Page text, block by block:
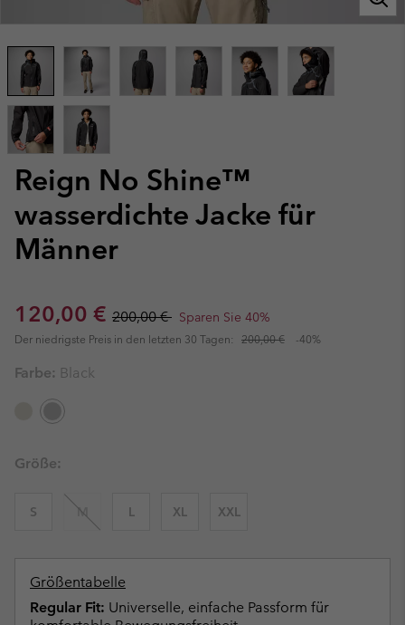
Reign No Shine™
wasserdichte Jacke für
Männer
Sale price:
120,00 € Regular price:
200,00 € Sparen Sie 40%
Der niedrigste Preis in den letzten 30 Tagen: 200,00 € -40%
Farbe: Black
Größe:
S M L XL XXL
Größentabelle
Regular Fit: Universelle, einfache Passform für